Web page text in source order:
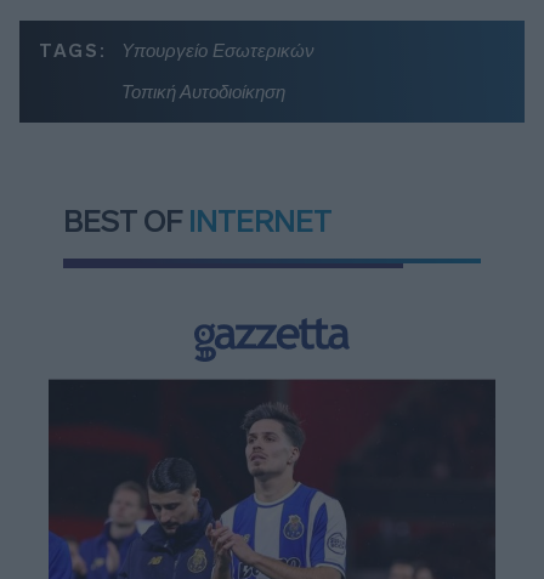
TAGS:
Υπουργείο Εσωτερικών
Τοπική Αυτοδιοίκηση
BEST OF INTERNET